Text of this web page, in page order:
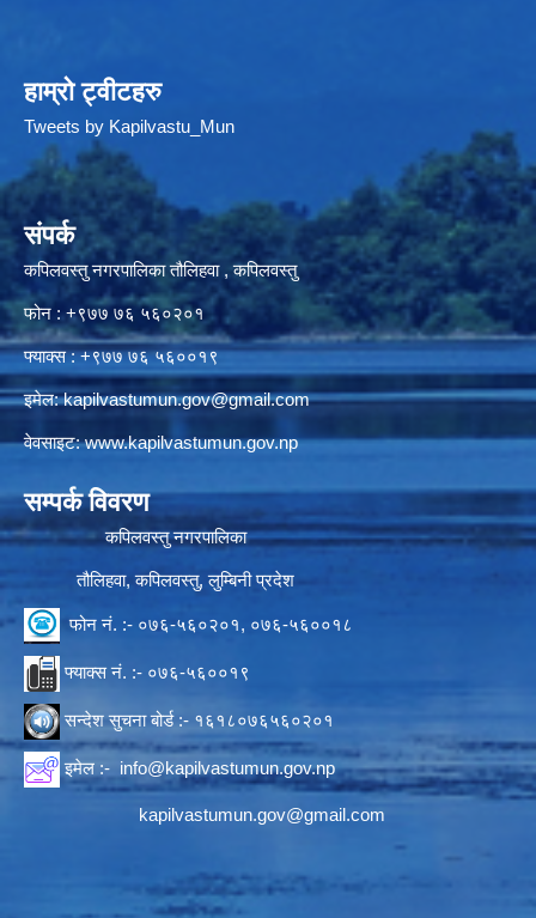
हाम्रो ट्वीटहरु
Tweets by Kapilvastu_Mun
संपर्क
कपिलवस्तु नगरपालिका तौलिहवा , कपिलवस्तु
फोन : +९७७ ७६ ५६०२०१
फ्याक्स : +९७७ ७६ ५६००१९
इमेल:kapilvastumun.gov@gmail.com
वेवसाइट:www.kapilvastumun.gov.np
सम्पर्क विवरण
कपिलवस्तु नगरपालिका
तौलिहवा, कपिलवस्तु, लुम्बिनी प्रदेश
फोन नं. :- ०७६-५६०२०१, ०७६-५६००१८
फ्याक्स नं. :- ०७६-५६००१९
सन्देश सुचना बोर्ड :- १६१८०७६५६०२०१
इमेल :- info@kapilvastumun.gov.np
kapilvastumun.gov@gmail.com